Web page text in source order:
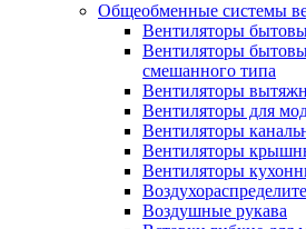
Общеобменные системы
Вентиляторы
Вентиляторы
смешанного типа
Вентиляторы
Вентиляторы для
Вентиляторы
Вентиляторы
Вентиляторы
Воздушные рукава